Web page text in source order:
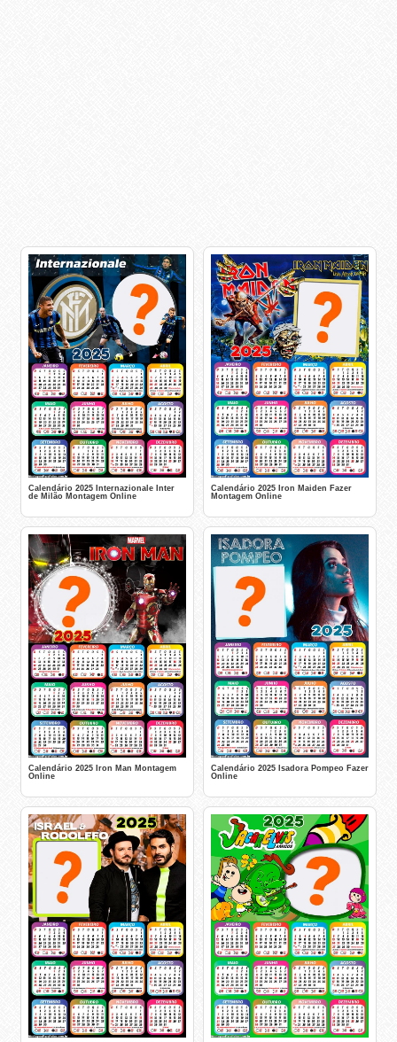
Calendário 2025 Internazionale Inter
de Milão Montagem Online
Calendário 2025 Iron Maiden Fazer
Montagem Online
Calendário 2025 Iron Man Montagem
Online
Calendário 2025 Isadora Pompeo Fazer
Online